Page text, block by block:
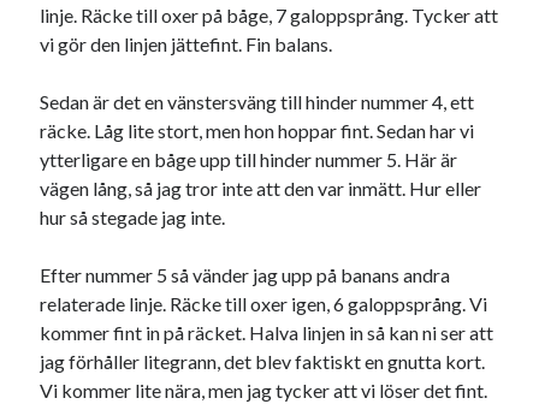
maj 2022
april 2022
februari 2022
januari 2022
december 2021
november 2021
oktober 2021
Logga in
linje. Räcke till oxer på båge, 7 galoppsprång. Tycker att
vi gör den linjen jättefint. Fin balans.
Sedan är det en vänstersväng till hinder nummer 4, ett
räcke. Låg lite stort, men hon hoppar fint. Sedan har vi
ytterligare en båge upp till hinder nummer 5. Här är
vägen lång, så jag tror inte att den var inmätt. Hur eller
hur så stegade jag inte.
Efter nummer 5 så vänder jag upp på banans andra
relaterade linje. Räcke till oxer igen, 6 galoppsprång. Vi
kommer fint in på räcket. Halva linjen in så kan ni ser att
jag förhåller litegrann, det blev faktiskt en gnutta kort.
Vi kommer lite nära, men jag tycker att vi löser det fint.